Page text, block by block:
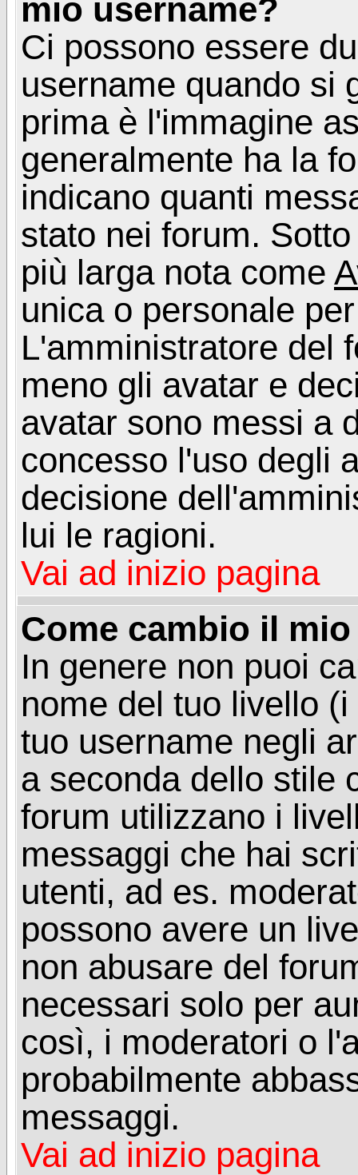
mio username?
Ci possono essere
username quando si
prima è l'immagine
generalmente ha la
indicano quanti
stato nei forum.
più larga nota come
unica o personale
L'amministratore del
meno gli avatar e
avatar sono messi a
concesso l'uso degli
decisione
lui le ragioni.
Vai ad inizio pagina
Come cambio il
In genere non puoi
nome del tuo livello
tuo username negli
a seconda dello stile
forum utilizzano i
messaggi che hai
utenti, ad es.
possono avere un
non abusare del
necessari solo per
così, i moderatori o
probabilmente
messaggi.
Vai ad inizio pagina